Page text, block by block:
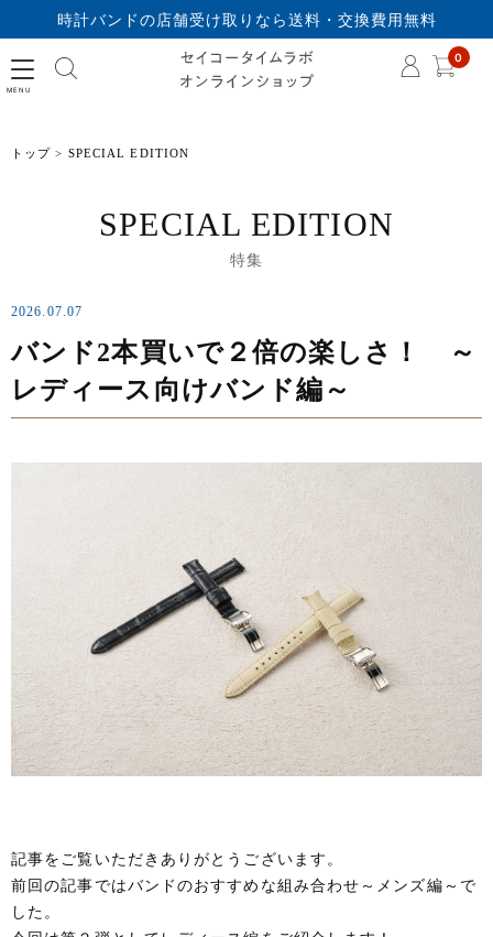
時計バンドの店舗受け取りなら送料・交換費用無料
セイコータイムラボオ
0
トップ SPECIAL EDITION
SPECIAL EDITION
特集
2026.07.07
バンド2本買いで２倍の楽しさ！ ～
レディース向けバンド編～
記事をご覧いただきありがとうございます。
前回の記事ではバンドのおすすめな組み合わせ～メンズ編～で
した。